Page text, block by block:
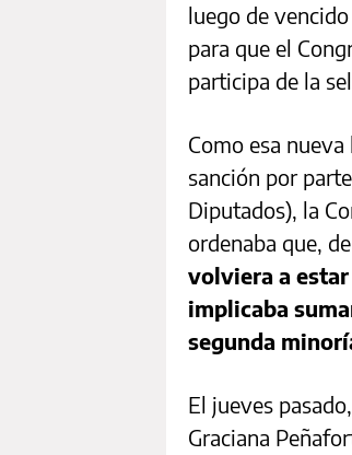
luego de
para que el
participa de la
Como esa
sanción por
Diputados), la
ordenaba que,
volviera a
implicaba
segunda
El jueves
Graciana